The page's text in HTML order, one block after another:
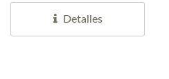
Detalles